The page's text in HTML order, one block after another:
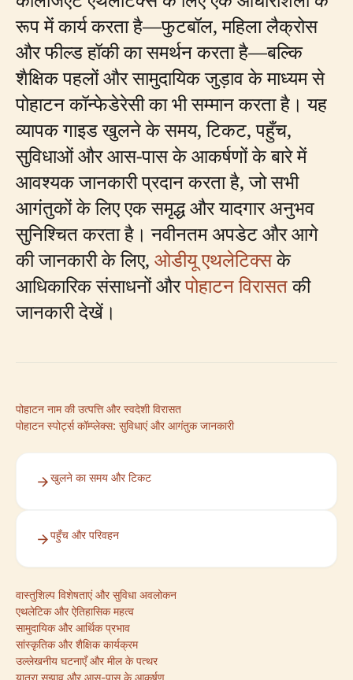
रूप में कार्य करता है—फुटबॉल, महिला लैक्रोस
और फील्ड हॉकी का समर्थन करता है—बल्कि
शैक्षिक पहलों और सामुदायिक जुड़ाव के माध्यम से
पोहाटन कॉन्फेडेरेसी का भी सम्मान करता है। यह
व्यापक गाइड खुलने के समय, टिकट, पहुँच,
सुविधाओं और आस-पास के आकर्षणों के बारे में
आवश्यक जानकारी प्रदान करता है, जो सभी
आगंतुकों के लिए एक समृद्ध और यादगार अनुभव
सुनिश्चित करता है। नवीनतम अपडेट और आगे
की जानकारी के लिए, ओडीयू एथलेटिक्सके
आधिकारिक संसाधनों औरपोहाटन विरासतकी
जानकारी देखें।
पोहाटन नाम की उत्पत्ति और स्वदेशी विरासत
पोहाटन स्पोर्ट्स कॉम्प्लेक्स: सुविधाएं और आगंतुक जानकारी
खुलने का समय और टिकट
पहुँच और परिवहन
वास्तुशिल्प विशेषताएं और सुविधा अवलोकन
एथलेटिक और ऐतिहासिक महत्व
सामुदायिक और आर्थिक प्रभाव
सांस्कृतिक और शैक्षिक कार्यक्रम
उल्लेखनीय घटनाएँ और मील के पत्थर
यात्रा सुझाव और आस-पास के आकर्षण